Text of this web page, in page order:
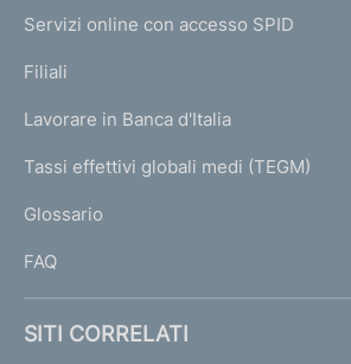
e
a
g
N
K
T
I
I
Servizi online con accesso SPID
Filiali
Lavorare in Banca d'Italia
Tassi effettivi globali medi (TEGM)
Glossario
FAQ
SITI CORRELATI